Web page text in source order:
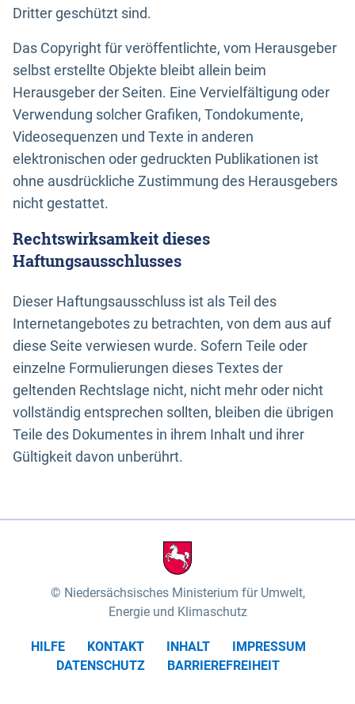
Dritter geschützt sind.
Das Copyright für veröffentlichte, vom Herausgeber
selbst erstellte Objekte bleibt allein beim
Herausgeber der Seiten. Eine Vervielfältigung oder
Verwendung solcher Grafiken, Tondokumente,
Videosequenzen und Texte in anderen
elektronischen oder gedruckten Publikationen ist
ohne ausdrückliche Zustimmung des Herausgebers
nicht gestattet.
Rechtswirksamkeit dieses
Haftungsausschlusses
Dieser Haftungsausschluss ist als Teil des
Internetangebotes zu betrachten, von dem aus auf
diese Seite verwiesen wurde. Sofern Teile oder
einzelne Formulierungen dieses Textes der
geltenden Rechtslage nicht, nicht mehr oder nicht
vollständig entsprechen sollten, bleiben die übrigen
Teile des Dokumentes in ihrem Inhalt und ihrer
Gültigkeit davon unberührt.
Niedersächsisches Ministerium für Umwelt,
Energie und Klimaschutz
HILFE KONTAKT INHALT
IMPRESSUM
DATENSCHUTZ
BARRIEREFREIHEIT